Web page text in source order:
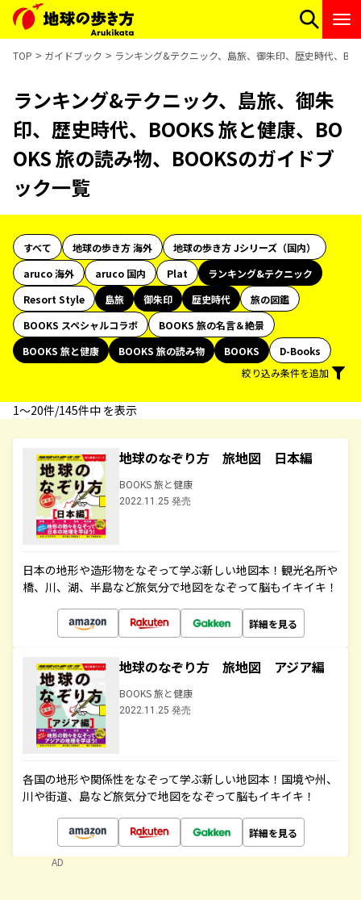
TOP ガイドブック ランキング&テクニック、島旅、御朱印、歴史時代、
ランキング&テクニック、島旅、御朱
印、歴史時代、BOOKS 旅と健康、BO
OKS 旅の読み物、BOOKSのガイドブ
ック一覧
すべて 地球の歩き方 海外
地球の歩き方 Jシリーズ（国内）
aruco 海外
aruco 国内 Plat
ランキング&テクニック
Resort Style
島旅 御朱印 歴史時代
旅の図鑑
BOOKS スペシャルコラボ
BOOKS 旅の名言＆絶景
BOOKS 旅と健康
BOOKS 旅の読み物 BOOKS
D-Books
絞り込み条件を追加
1〜20件/145件中 を表示
地球のなぞり方 旅地図 日本編
BOOKS 旅と健康
2022.11.25 発売
日本の地形や造形物をなぞって学ぶ新しい地図本！観光名所や
橋、川、湖、半島など旅気分で地図をなぞって脳もイキイキ！
詳細を見る
地球のなぞり方 旅地図 アジア編
BOOKS 旅と健康
2022.11.25 発売
各国の地形や関係性をなぞって学ぶ新しい地図本！国境や州、
川や街道、島など旅気分で地図をなぞって脳もイキイキ！
詳細を見る
AD